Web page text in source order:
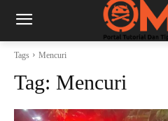
Tags Mencuri
Tag: Mencuri